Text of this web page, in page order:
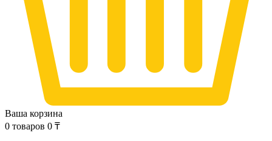
Ваша корзина
0 товаров 0 ₸